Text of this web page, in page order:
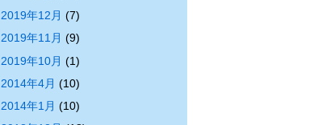
2019年12月 (7)
2019年11月 (9)
2019年10月 (1)
2014年4月 (10)
2014年1月 (10)